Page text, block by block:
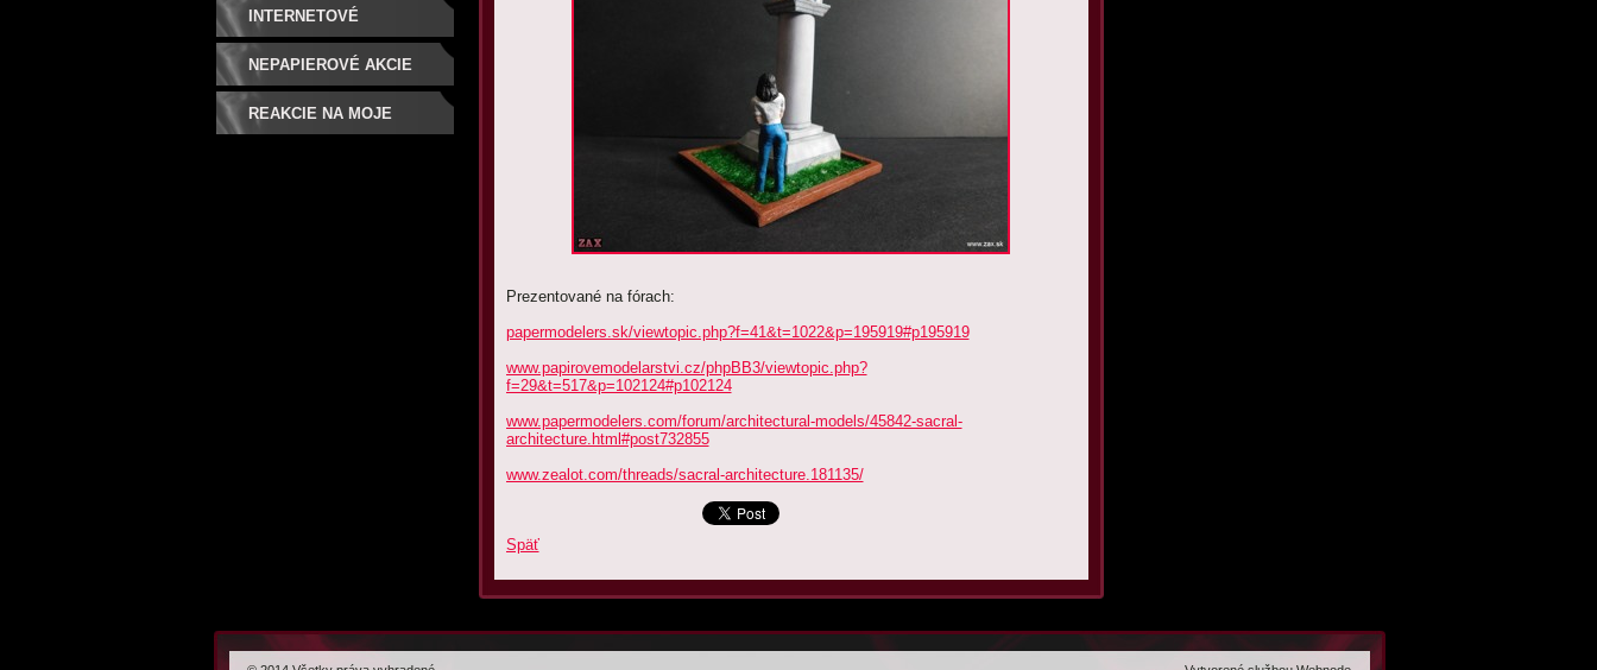
Prezentované na fórach:
papermodelers.sk/viewtopic.php?f=41&t=1022&p=195919#p195919
www.papirovemodelarstvi.cz/phpBB3/viewtopic.php?
f=29&t=517&p=102124#p102124
www.papermodelers.com/forum/architectural-models/45842-sacral-
architecture.html#post732855
www.zealot.com/threads/sacral-architecture.181135/
Späť
INTERNETOVÉ
SÚŤAŽE/CENY
NEPAPIEROVÉ AKCIE
REAKCIE NA MOJE